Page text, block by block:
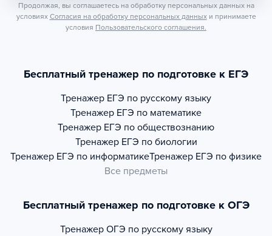
Продолжая, вы соглашаетесь на обработку персональных данных на
условиях Согласия на обработку персональных данных и принимаете
условия Пользовательского соглашения.
Бесплатный тренажер по подготовке к ЕГЭ
Тренажер ЕГЭ по русскому языку
Тренажер ЕГЭ по математике
Тренажер ЕГЭ по обществознанию
Тренажер ЕГЭ по биологии
Тренажер ЕГЭ по информатикеТренажер ЕГЭ по физике
Все предметы
Бесплатный тренажер по подготовке к ОГЭ
Тренажер ОГЭ по русскому языку